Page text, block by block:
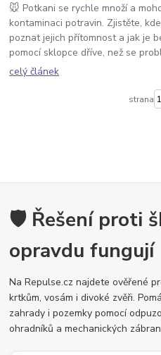
🐭 Potkani se rychle množí a
kontaminaci potravin. Zjistěte,
poznat jejich přítomnost a jak je
pomocí sklopce dříve, než se
celý článek
strana
🛡️ Řešení proti
opravdu fungují
Na Repulse.cz najdete ověřené
krtkům, vosám i divoké zvěři.
zahrady i pozemky pomocí
ohradníků a mechanických